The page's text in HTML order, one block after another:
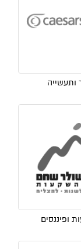
ותעשייה
ופיננסים